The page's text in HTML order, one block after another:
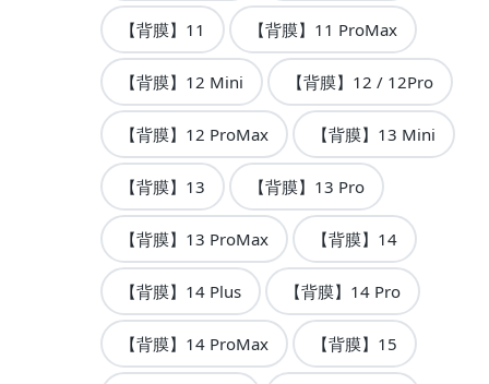
【背膜】11 【背膜】11 ProMax
【背膜】12 Mini 【背膜】12 / 12Pro
【背膜】12 ProMax 【背膜】13 Mini
【背膜】13 【背膜】13 Pro
【背膜】13 ProMax 【背膜】14
【背膜】14 Plus 【背膜】14 Pro
【背膜】14 ProMax 【背膜】15